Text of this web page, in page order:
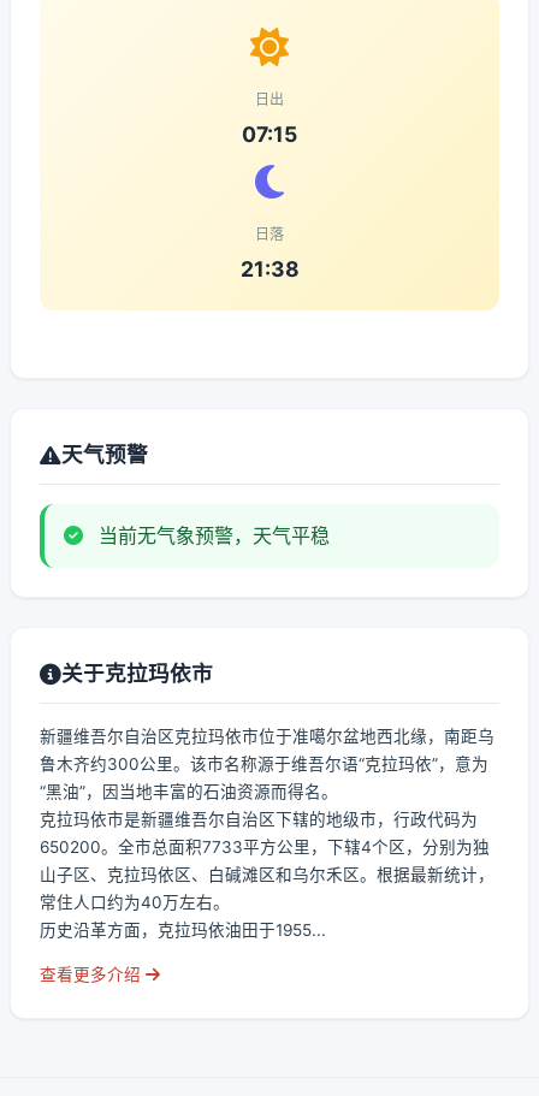
日出
07:15
日落
21:38
天气预警
当前无气象预警，天气平稳
关于克拉玛依市
新疆维吾尔自治区克拉玛依市位于准噶尔盆地西北缘，南距乌
鲁木齐约300公里。该市名称源于维吾尔语“克拉玛依”，意为
“黑油”，因当地丰富的石油资源而得名。
克拉玛依市是新疆维吾尔自治区下辖的地级市，行政代码为
650200。全市总面积7733平方公里，下辖4个区，分别为独
山子区、克拉玛依区、白碱滩区和乌尔禾区。根据最新统计，
常住人口约为40万左右。
历史沿革方面，克拉玛依油田于1955...
查看更多介绍